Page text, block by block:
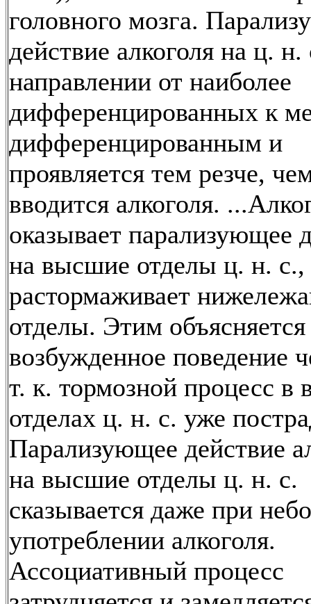
головного мозга.
действие алкоголя на ц. н.
направлении от наиболее
дифференцированных к
дифференцированным и
проявляется тем резче,
вводится алкоголя.
оказывает парализующее
на высшие отделы ц. н. с.,
растормаживает
отделы. Этим объясняется
возбужденное поведение
т. к. тормозной процесс в
отделах ц. н. с. уже
Парализующее действие
на высшие отделы ц. н. с.
сказывается даже при
употреблении алкоголя.
Ассоциативный процесс